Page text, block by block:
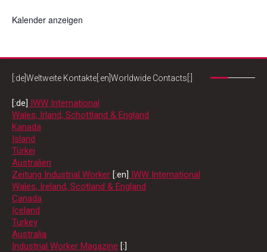
Kalender anzeigen
[:de]Weltweite Kontakte[:en]Worldwide Contacts[:]
[:de] IWW International
Wales, Irland, Schottland & England
Kanada
Island
Türkei
Australien
Zeitung Industrial Worker [:en] IWW International
Wales, Ireland, Scotland & England
Canada
Iceland
Turkey
Australia
Industrial Worker Magazine [:]